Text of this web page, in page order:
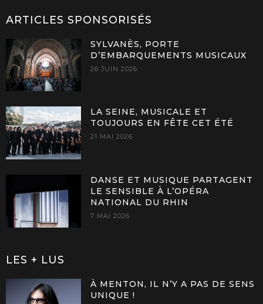
ARTICLES SPONSORISÉS
SYLVANÈS, PORTE
D’EMBARQUEMENTS MUSICAUX
26 JUIN 2026
LA SEINE, MUSICALE ET
TOUJOURS EN FÊTE CET ÉTÉ
21 MAI 2026
DANSE ET MUSIQUE PARTAGENT
LE SENSIBLE À L’OPÉRA
NATIONAL DU RHIN
7 MAI 2026
LES + LUS
À MENTON, IL N’Y A PAS DE SENS
UNIQUE !